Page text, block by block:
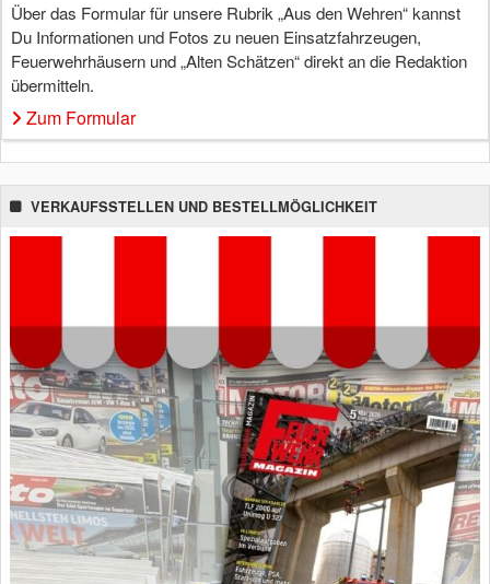
Über das Formular für unsere Rubrik „Aus den Wehren“ kannst
Du Informationen und Fotos zu neuen Einsatzfahrzeugen,
Feuerwehrhäusern und „Alten Schätzen“ direkt an die Redaktion
übermitteln.
Zum Formular
VERKAUFSSTELLEN UND BESTELLMÖGLICHKEIT